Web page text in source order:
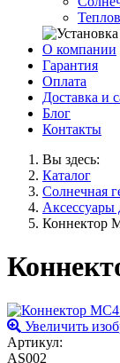
О компании
Гарантия
Оплата
Доставка и
Блог
Контакты
Вы здесь:
Каталог
Солнечная
Аксессуары
Коннектор
Увеличить
Артикул:
AS002